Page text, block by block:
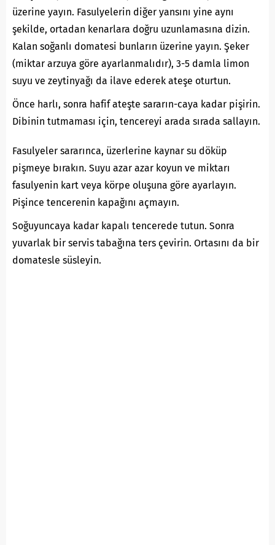
üzerine yayın. Fasulyelerin diğer yansını yine aynı
şekilde, ortadan kenarlara doğru uzunlamasına dizin.
Kalan soğanlı domatesi bunların üzerine yayın. Şeker
(miktar arzuya göre ayarlanmalıdır), 3-5 damla limon
suyu ve zeytinyağı da ilave ederek ateşe oturtun.
Önce harlı, sonra hafif ateşte sararın-caya kadar pişirin.
Dibinin tutmaması için, tencereyi arada sırada sallayın.
Fasulyeler sararınca, üzerlerine kaynar su döküp
pişmeye bırakın. Suyu azar azar koyun ve miktarı
fasulyenin kart veya körpe oluşuna göre ayarlayın.
Pişince tencerenin kapağını açmayın.
Soğuyuncaya kadar kapalı tencerede tutun. Sonra
yuvarlak bir servis tabağına ters çevirin. Ortasını da bir
domatesle süsleyin.